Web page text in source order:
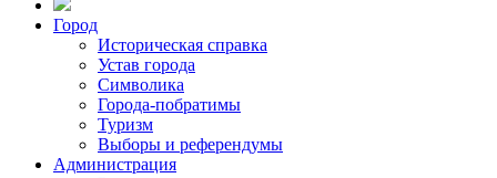
Город
Историческая справка
Устав города
Символика
Города-побратимы
Туризм
Выборы и референдумы
Администрация